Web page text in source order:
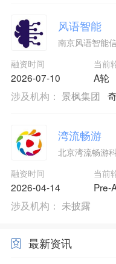
风语智能
南京风语智能
融资时间
2026-07-10
当前
A轮
涉及机构： 景枫集团
湾流畅游
北京湾流畅游
融资时间
2026-04-14
当前
Pre-
涉及机构： 未披露
最新资讯